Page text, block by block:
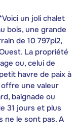
un joli chalet
bois, une grande
de 10 797pi2,
La propriété
ou, celui de
havre de paix à
une valeur
baignade ou
31 jours et plus
ne le sont pas. A